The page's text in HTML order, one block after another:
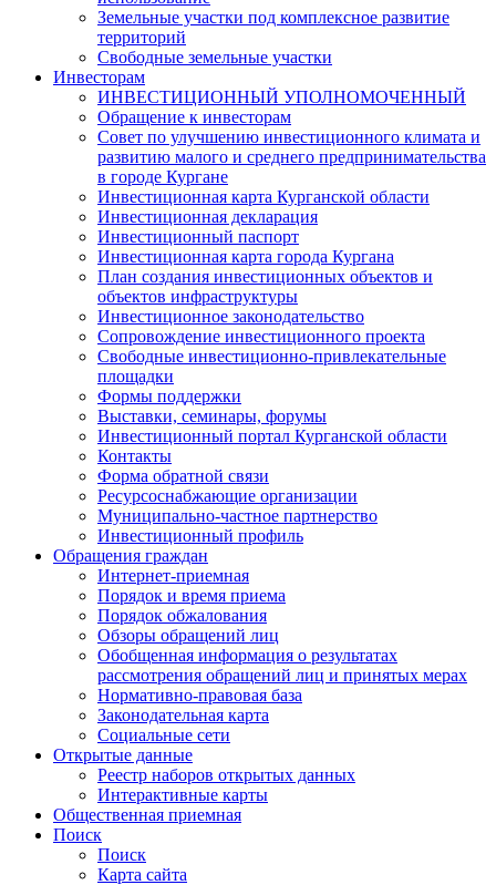
Земельные участки под комплексное развитие
территорий
Свободные земельные участки
Инвесторам
ИНВЕСТИЦИОННЫЙ УПОЛНОМОЧЕННЫЙ
Обращение к инвесторам
Совет по улучшению инвестиционного климата и
развитию малого и среднего предпринимательства
в городе Кургане
Инвестиционная карта Курганской области
Инвестиционная декларация
Инвестиционный паспорт
Инвестиционная карта города Кургана
План создания инвестиционных объектов и
объектов инфраструктуры
Инвестиционное законодательство
Сопровождение инвестиционного проекта
Свободные инвестиционно-привлекательные
площадки
Формы поддержки
Выставки, семинары, форумы
Инвестиционный портал Курганской области
Контакты
Форма обратной связи
Ресурсоснабжающие организации
Муниципально-частное партнерство
Инвестиционный профиль
Обращения граждан
Интернет-приемная
Порядок и время приема
Порядок обжалования
Обзоры обращений лиц
Обобщенная информация о результатах
рассмотрения обращений лиц и принятых мерах
Нормативно-правовая база
Законодательная карта
Социальные сети
Открытые данные
Реестр наборов открытых данных
Интерактивные карты
Общественная приемная
Поиск
Поиск
Карта сайта